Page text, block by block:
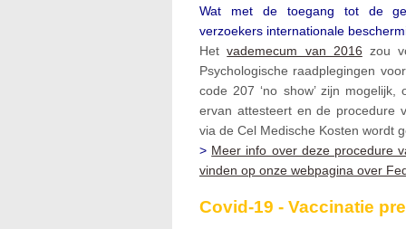
Wat met de toegang tot de
verzoekers internationale
Hetvademecum van 2016 zou
Psychologische raadplegingen
code 207 ‘no show’ zijn
ervan attesteert en de procedure
via de Cel Medische Kosten wordt
> Meer info over deze procedure
vinden op onze webpagina over
Covid-19 - Vaccinatie